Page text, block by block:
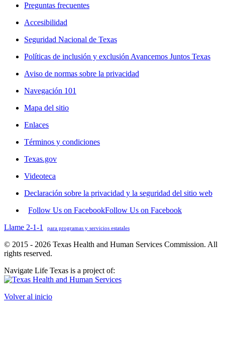
Preguntas frecuentes
Accesibilidad
Seguridad Nacional de Texas
Políticas de inclusión y exclusión Avancemos Juntos Texas
Aviso de normas sobre la privacidad
Navegación 101
Mapa del sitio
Enlaces
Términos y condiciones
Texas.gov
Videoteca
Declaración sobre la privacidad y la seguridad del sitio web
Follow Us on FacebookFollow Us on Facebook
Llame 2-1-1
para programas y servicios estatales
© 2015 - 2026 Texas Health and Human Services Commission. All
rights reserved.
Navigate Life Texas is a project of:
Volver al inicio